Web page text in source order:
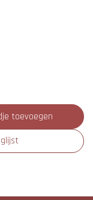
toevoegen